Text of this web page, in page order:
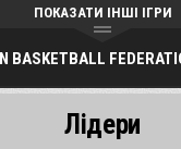
BASKETBALL
ПОКАЗАТИ ІНШІ ІГРИ
Лідери